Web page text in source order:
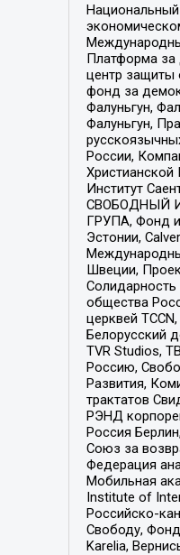
Платформа за
центр защиты
фонд за
Фалуньгун,
Фалуньгун,
России,
Институт
СВОБОДНЫЙ
ГРУПА, Фонд
Эстонии,
Швеции,
Солидарность
общества
церквей
Белорусский
TVR Studios,
Россию,
Развития,
трактатов
РЭНД
Россия
Союз за
Федерация
Мобильная
Institute of
Российско-
Свободу,
Karelia,